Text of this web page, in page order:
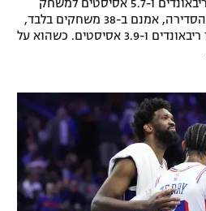
בפלייאוף: 24.0 נקודות, 7.7 ריבאונדים ו-5.7 אסיסטים למשחק
בשישה משחקים. גם בעונה הסדירה, אמנם ב-38 משחקים בלבד,
הוא העמיד 26.9 נקודות, 7.7 ריבאונדים ו-3.9 אסיסטים. כשהוא על